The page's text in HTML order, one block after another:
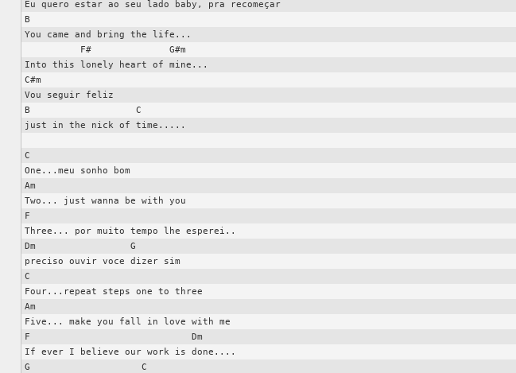
Eu quero estar ao seu lado baby, pra recomeçar
B
You came and bring the life...
Into this lonely heart of mine...
C#m
Vou seguir feliz
B                   C
just in the nick of time.....
C
One...meu sonho bom
Am
Two... just wanna be with you
F
Three... por muito tempo lhe esperei..
Dm                 G
preciso ouvir voce dizer sim
C
Four...repeat steps one to three
Am
Five... make you fall in love with me
F                             Dm
If ever I believe our work is done....
G                    C